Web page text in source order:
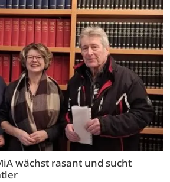
wächst rasant und sucht